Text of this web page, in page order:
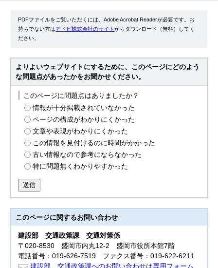
PDFファイルをご覧いただくには、Adobe Acrobat Readerが必要です。お
持ちでない方はアドビ株式会社のサイトからダウンロード（無料）してく
ださい。
よりよいウェブサイトにするために、このページにどのよう
な問題点があったかをお聞かせください。
このページに問題点はありましたか？
情報が十分掲載されていなかった
ページの構成がわかりにくかった
文章や表現がわかりにくかった
この情報を見付けるのに時間がかかった
古い情報なので参考にならなかった
特に問題無くわかりやすかった
送信
このページに関するお問い合わせ
建設部交通政策課 交通対策係
〒020-8530 盛岡市内丸12-2 盛岡市役所本館7階
電話番号：019-626-7519 ファクス番号：019-622-6211
建設部 交通政策課へのお問い合わせは専用フォーム